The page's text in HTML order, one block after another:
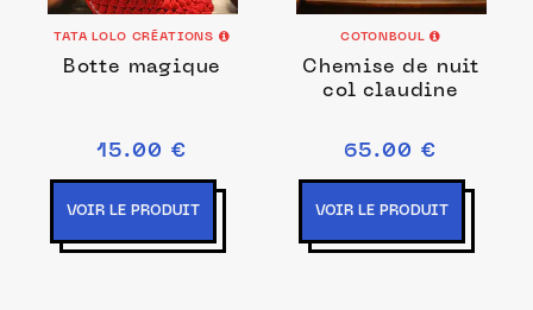
TATA LOLO CRÉATIONS
Botte magique
15.00 €
VOIR LE PRODUIT
COTONBOUL
Chemise de nuit
col claudine
65.00 €
VOIR LE PRODUIT